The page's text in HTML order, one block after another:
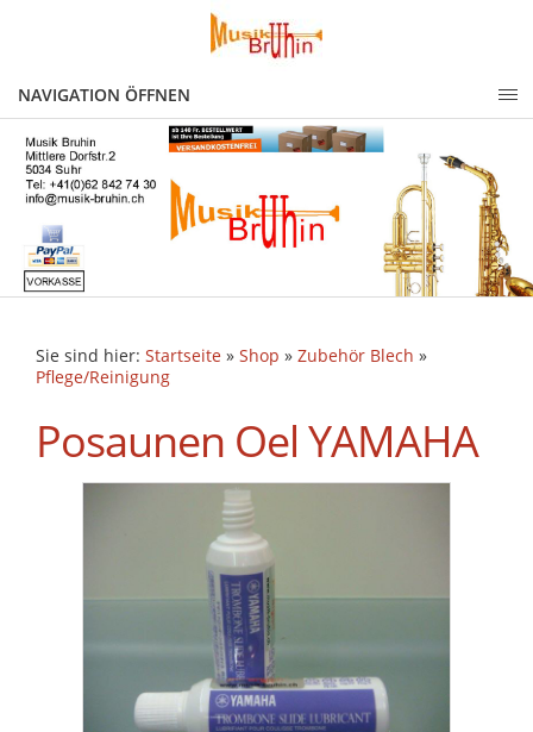
NAVIGATION ÖFFNEN
Sie sind hier: Startseite » Shop » Zubehör Blech »
Pflege/Reinigung
Posaunen Oel YAMAHA